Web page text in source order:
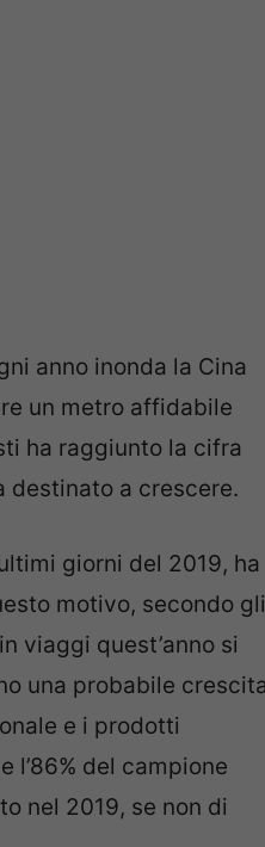
anno inonda la Cina
un metro affidabile
ha raggiunto la cifra
a crescere.
giorni del 2019, ha
motivo, secondo gli
viaggi quest’anno si
una probabile crescita
e i prodotti
del campione
nel 2019, se non di